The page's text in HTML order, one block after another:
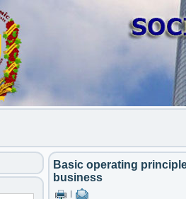
Basic operating
business